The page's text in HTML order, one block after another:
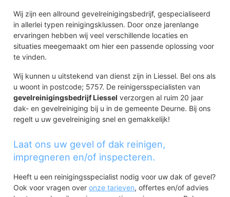
Wij zijn een allround gevelreinigingsbedrijf, gespecialiseerd
in allerlei typen reinigingsklussen. Door onze jarenlange
ervaringen hebben wij veel verschillende locaties en
situaties meegemaakt om hier een passende oplossing voor
te vinden.
Wij kunnen u uitstekend van dienst zijn in Liessel. Bel ons als
u woont in postcode; 5757. De reinigersspecialisten van
gevelreinigingsbedrijf Liessel verzorgen al ruim 20 jaar
dak- en gevelreiniging bij u in de gemeente Deurne. Bij ons
regelt u uw gevelreiniging snel en gemakkelijk!
Laat ons uw gevel of dak reinigen,
impregneren en/of inspecteren.
Heeft u een reinigingsspecialist nodig voor uw dak of gevel?
Ook voor vragen overonze tarieven, offertes en/of advies